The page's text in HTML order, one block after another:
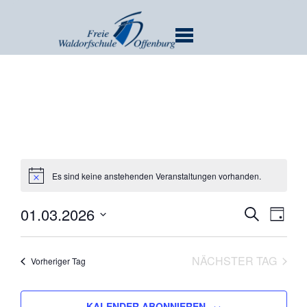
Es sind keine anstehenden Veranstaltungen vorhanden.
Suche
SUCHE
TAG
01.03.2026
Datum
wählen.
Vorheriger Tag NÄCHSTER TAG